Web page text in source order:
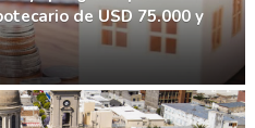
de USD 75.000 y